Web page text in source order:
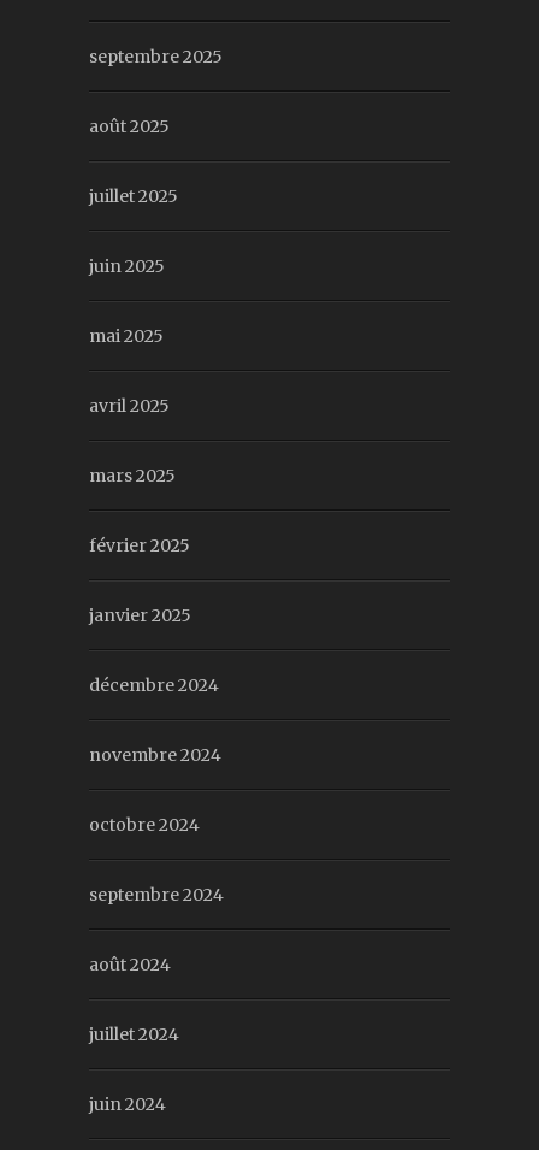
septembre 2025
août 2025
juillet 2025
juin 2025
mai 2025
avril 2025
mars 2025
février 2025
janvier 2025
décembre 2024
novembre 2024
octobre 2024
septembre 2024
août 2024
juillet 2024
juin 2024